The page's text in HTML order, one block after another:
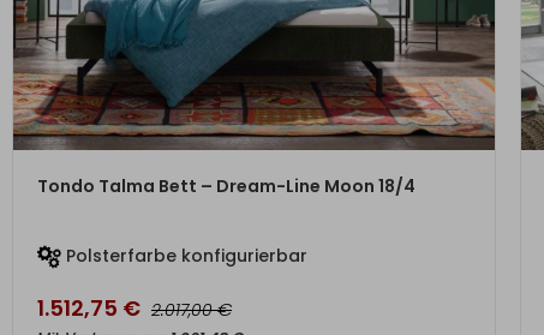
ZUM PRODUKT
Tondo Talma Bett – Dream-Line Moon 18/4
Polsterfarbe konfigurierbar
1.512,75 € 2.017,00€